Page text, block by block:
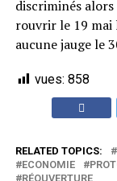
discriminés
rouvrir le 19 mai
aucune jauge le
vues: 858
RELATED TOPICS:
ECONOMIE
RÉOUVERTURE